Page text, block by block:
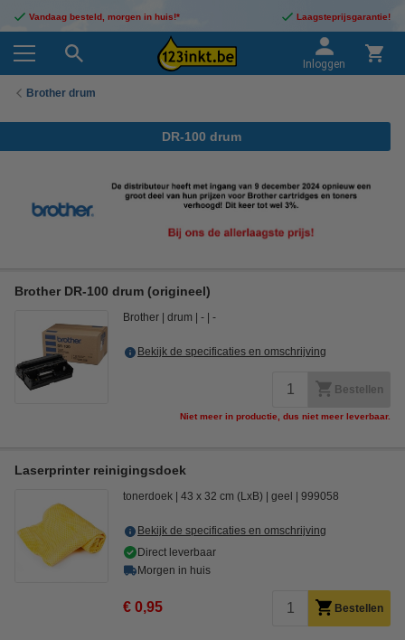
Vandaag besteld, morgen in huis!* Laagsteprijsgarantie!
Inloggen
Brother drum
DR-100 drum
Brother DR-100 drum (origineel)
Brother drum - -
Bekijk de specificaties en omschrijving
Bestellen
Niet meer in productie, dus niet meer leverbaar.
Laserprinter reinigingsdoek
tonerdoek 43 x 32 cm (LxB) geel 999058
Bekijk de specificaties en omschrijving
Direct leverbaar
Morgen in huis
€ 0,95 Bestellen